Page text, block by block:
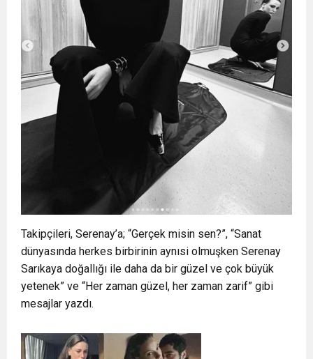
Takipçileri, Serenay’a; “Gerçek misin sen?”, “Sanat
dünyasında herkes birbirinin aynısi olmuşken Serenay
Sarıkaya doğallığı ile daha da bir güzel ve çok büyük
yetenek” ve “Her zaman güzel, her zaman zarif” gibi
mesajlar yazdı.